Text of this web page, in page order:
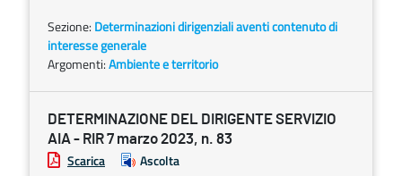
Sezione: Determinazioni dirigenziali aventi contenuto di
interesse generale
Argomenti:Ambiente e territorio
DETERMINAZIONE DEL DIRIGENTE SERVIZIO
AIA - RIR 7 marzo 2023, n. 83
Scarica Ascolta